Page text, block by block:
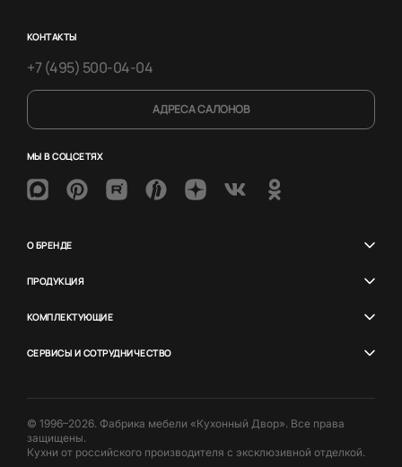
КОНТАКТЫ
+7 (495) 500-04-04
АДРЕСА САЛОНОВ
МЫ В СОЦСЕТЯХ
О БРЕНДЕ
ПРОДУКЦИЯ
КОМПЛЕКТУЮЩИЕ
СЕРВИСЫ И СОТРУДНИЧЕСТВО
© 1996–2026. Фабрика мебели «Кухонный Двор». Все права
защищены.
Кухни от российского производителя с эксклюзивной отделкой.